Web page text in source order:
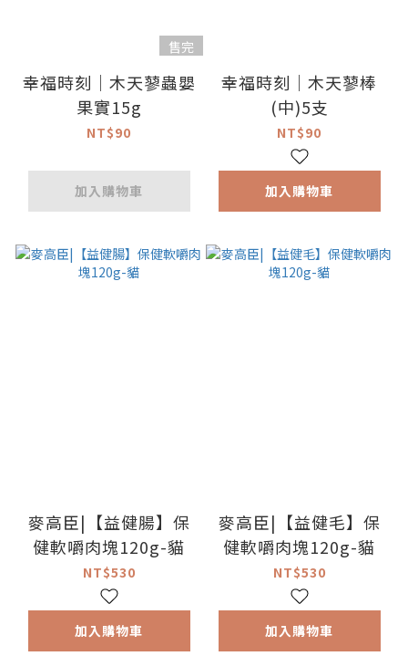
售完
幸福時刻｜木天蓼蟲嬰
果實15g
NT$90
加入購物車
幸福時刻｜木天蓼棒
(中)5支
NT$90
加入購物車
麥高臣|【益健腸】保
健軟嚼肉塊120g-貓
NT$530
加入購物車
麥高臣|【益健毛】保
健軟嚼肉塊120g-貓
NT$530
加入購物車